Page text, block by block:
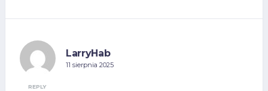
LarryHab
11 sierpnia 2025
REPLY